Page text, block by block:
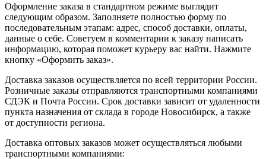
Оформление заказа в стандартном режиме выглядит
следующим образом. Заполняете полностью форму по
последовательным этапам: адрес, способ доставки, оплаты,
данные о себе. Советуем в комментарии к заказу написать
информацию, которая поможет курьеру вас найти. Нажмите
кнопку «Оформить заказ».
Доставка заказов осуществляется по всей территории России.
Розничные заказы отправляются транспортными компаниями
СДЭК и Почта России. Срок доставки зависит от удаленности
пункта назначения от склада в городе Новосибирск, а также
от доступности региона.
Доставка оптовых заказов может осуществляться любыми
транспортными компаниями: